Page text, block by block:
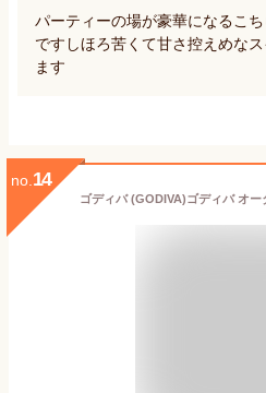
パーティーの場が豪華になるこ
ですしほろ苦くて甘さ控えめな
ます
no. 14